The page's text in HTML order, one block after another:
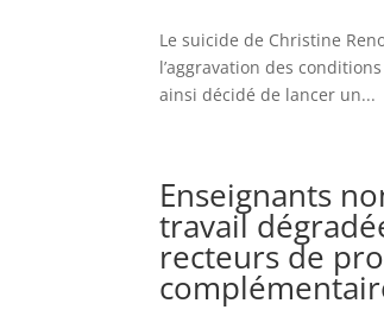
Le suicide de Christine
l’aggravation des
ainsi décidé de lancer un...
Enseignants
travail
recteurs de